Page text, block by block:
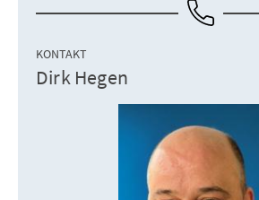
KONTAKT
Dirk Hegen